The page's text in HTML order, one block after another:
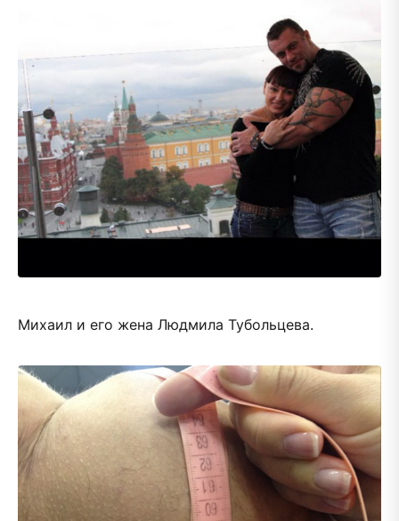
Михаил и его жена Людмила Тубольцева.